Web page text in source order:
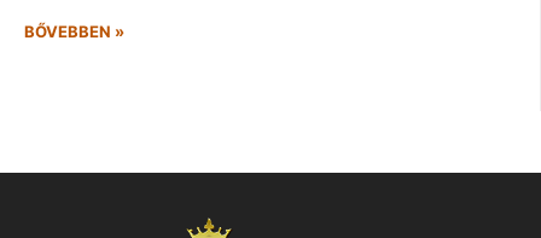
BŐVEBBEN »